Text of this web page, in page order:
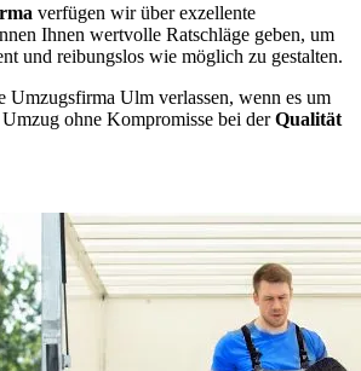
verfügen wir über exzellente
Ihnen wertvolle Ratschläge geben, um
und reibungslos wie möglich zu gestalten.
Umzugsfirma Ulm verlassen, wenn es um
ohne Kompromisse bei derQualität